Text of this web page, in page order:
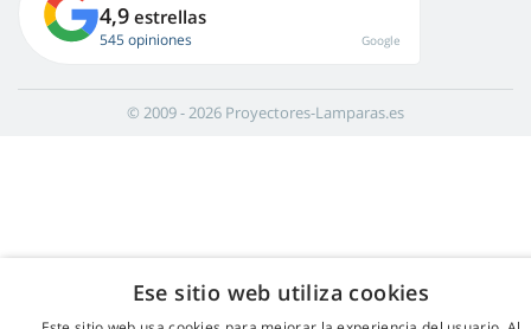
4,9 estrellas
545 opiniones Google
© 2009 - 2026 Proyectores-Lamparas.es
Ese sitio web utiliza cookies